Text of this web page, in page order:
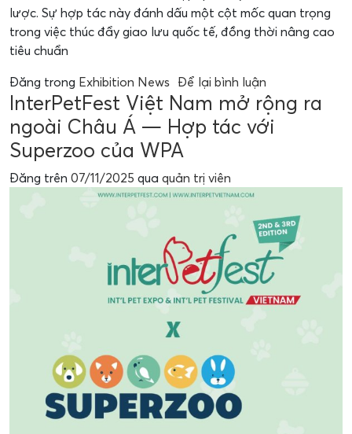
lược. Sự hợp tác này đánh dấu một cột mốc quan trọng
trong việc thúc đẩy giao lưu quốc tế, đồng thời nâng cao
tiêu chuẩn
Đăng trong Exhibition News Để lại bình luận
InterPetFest Việt Nam mở rộng ra
ngoài Châu Á — Hợp tác với
Superzoo của WPA
Đăng trên 07/11/2025 qua quản trị viên